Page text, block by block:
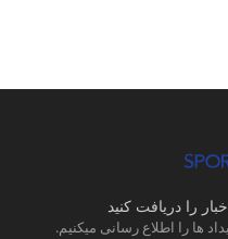
را دریافت کنید
ها را اطلاع رسانی میکنیم.